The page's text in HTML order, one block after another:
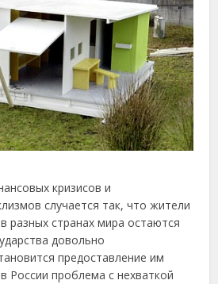
кризисов и
случается так, что жители
разных странах мира остаются
довольно
предоставление им
России проблема с нехваткой